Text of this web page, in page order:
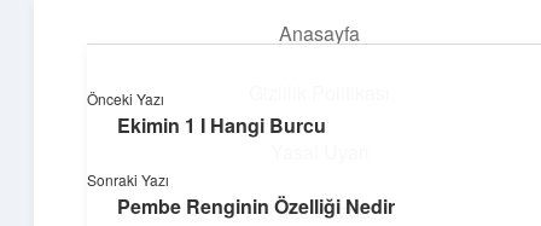
Anasayfa
Hakkımızda
Neşeli Bilgi Durağı
Hızlı hikayelerle gününü şenlendir!
Önceki Yazı
Ekimin 1 I Hangi Burcu
Sonraki Yazı
Pembe Renginin Özelliği Nedir